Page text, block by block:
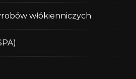
włókienniczych